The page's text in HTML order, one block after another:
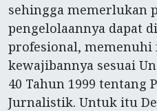
sehingga memerlukan
pengelolaannya dapat
profesional, memenuhi
kewajibannya sesuai
40 Tahun 1999 tentang
Jurnalistik. Untuk itu